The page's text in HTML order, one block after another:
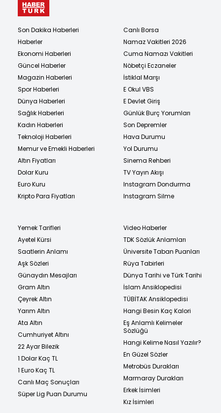
Son Dakika Haberleri
Haberler
Ekonomi Haberleri
Güncel Haberler
Magazin Haberleri
Spor Haberleri
Dünya Haberleri
Sağlık Haberleri
Kadın Haberleri
Teknoloji Haberleri
Memur ve Emekli Haberleri
Altın Fiyatları
Dolar Kuru
Euro Kuru
Kripto Para Fiyatları
Canlı Borsa
Namaz Vakitleri 2026
Cuma Namazı Vakitleri
Nöbetçi Eczaneler
İstiklal Marşı
E Okul VBS
E Devlet Giriş
Günlük Burç Yorumları
Son Depremler
Hava Durumu
Yol Durumu
Sinema Rehberi
TV Yayın Akışı
Instagram Dondurma
Instagram Silme
Yemek Tarifleri
Ayetel Kürsi
Saatlerin Anlamı
Aşk Sözleri
Günaydın Mesajları
Gram Altın
Çeyrek Altın
Yarım Altın
Ata Altın
Cumhuriyet Altını
22 Ayar Bilezik
1 Dolar Kaç TL
1 Euro Kaç TL
Canlı Maç Sonuçları
Süper Lig Puan Durumu
Video Haberler
TDK Sözlük Anlamları
Üniversite Taban Puanları
Rüya Tabirleri
Dünya Tarihi ve Türk Tarihi
İslam Ansiklopedisi
TÜBİTAK Ansiklopedisi
Hangi Besin Kaç Kalori
Eş Anlamlı Kelimeler
Sözlüğü
Hangi Kelime Nasıl Yazılır?
En Güzel Sözler
Metrobüs Durakları
Marmaray Durakları
Erkek İsimleri
Kız İsimleri